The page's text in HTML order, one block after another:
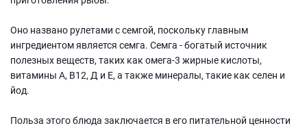
Оно названо рулетами с семгой, поскольку главным
ингредиентом является семга. Семга - богатый источник
полезных веществ, таких как омега-3 жирные кислоты,
витамины А, В12, Д и Е, а также минералы, такие как селен и
йод.
Польза этого блюда заключается в его питательной ценности